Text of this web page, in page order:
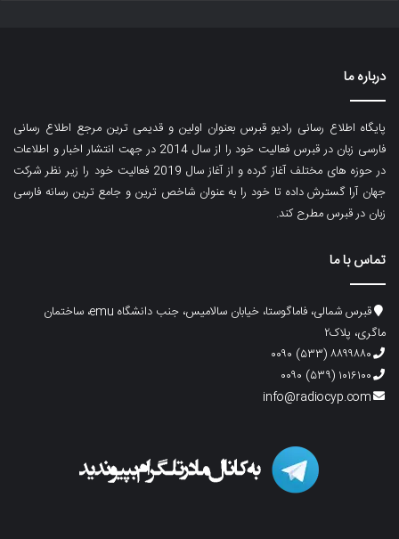
درباره ما
پایگاه اطلاع رسانی رادیو قبرس بعنوان اولین و قدیمی ترین مرجع اطلاع رسانی
فارسی زبان در قبرس فعالیت خود را از سال 2014 در جهت انتشار اخبار و اطلاعات
در حوزه های مختلف آغاز کرده و از آغاز سال 2019 فعالیت خود را زیر نظر شرکت
جهان آرا گسترش داده تا خود را به عنوان شاخص ترین و جامع ترین رسانه فارسی
زبان در قبرس مطرح کند.
تماس با ما
قبرس شمالی، فاماگوستا، خیابان سالامیس، جنب دانشگاه emu، ساختمان
ماگری، پلاک۲
۸۸۹۹۸۸۰ (۵۳۳) ۰۰۹۰
۱۰۱۶۱۰۰ (۵۳۹) ۰۰۹۰
info@radiocyp.com